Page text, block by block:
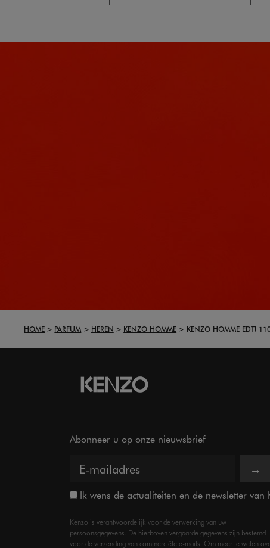
HOME PARFUM HEREN KENZO HOMME KENZO HOMME EDTI
Abonneer u op onze nieuwsbrief
→
Ik wens de actualiteiten en de newsletter van
Kenzo is verantwoordelijk voor de verwerking van uw
persoonsgegevens. De hierboven vergaarde gegevens zijn bestemd
voor de verzending van commerciële e-mails. Om meer te weten